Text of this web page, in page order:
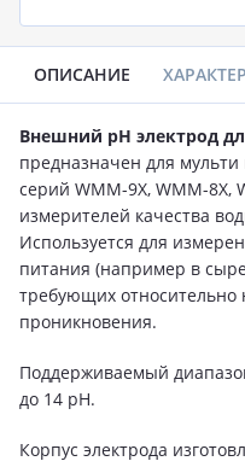
ОПИСАНИЕ
Внешний pH электрод
предназначен для
серий WMM-9X, WMM-8X,
измерителей качества
Используется для
питания (например в
требующих относительно
проникновения.
Поддерживаемый
до 14 pH.
Корпус электрода